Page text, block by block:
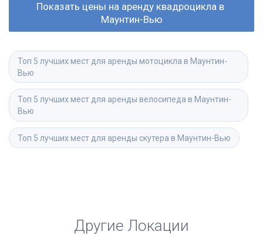
Показать цены на аренду квадроцикла в
Маунтин-Вью
Топ 5 лучших мест для аренды мотоцикла в Маунтин-
Вью
Топ 5 лучших мест для аренды велосипеда в Маунтин-
Вью
Топ 5 лучших мест для аренды скутера в Маунтин-Вью
Другие Локации